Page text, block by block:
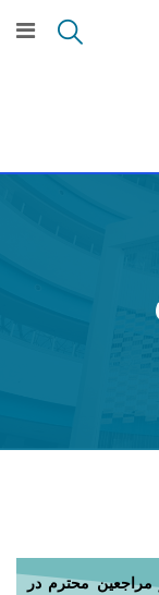
مراجعین محترم در